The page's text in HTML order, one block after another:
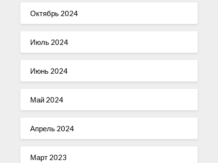
Октябрь 2024
Июль 2024
Июнь 2024
Май 2024
Апрель 2024
Март 2023